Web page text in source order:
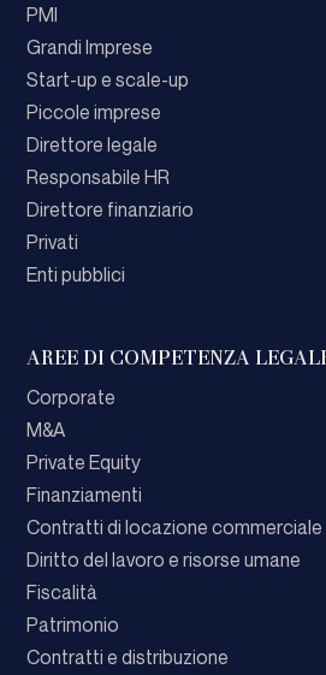
PMI
Grandi Imprese
Start-up e scale-up
Piccole imprese
Direttore legale
Responsabile HR
Direttore finanziario
Privati
Enti pubblici
AREE DI COMPETENZA
Corporate
M&A
Private Equity
Finanziamenti
Contratti di locazione commerciale
Diritto del lavoro e risorse umane
Fiscalità
Patrimonio
Contratti e distribuzione